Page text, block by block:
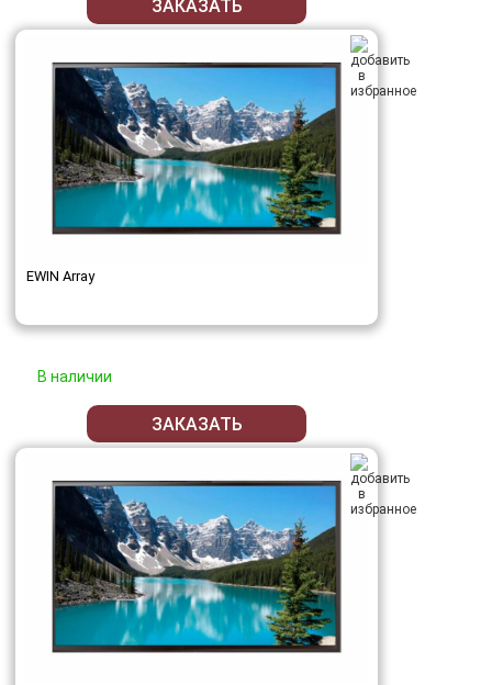
ЗАКАЗАТЬ
EWIN Array
В наличии
ЗАКАЗАТЬ